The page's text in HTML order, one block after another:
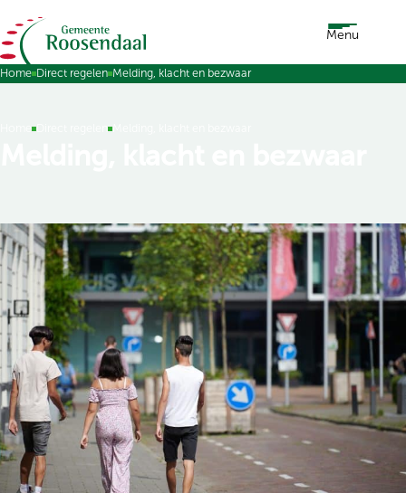
Ga naar de inhoud Menu
Home Direct regelen Melding, klacht en bezwaar